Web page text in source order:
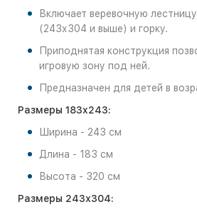
Включает веревочную
(243х304 и выше) и горку.
Приподнятая конструкция
игровую зону под ней.
Предназначен для детей в
Размеры 183x243:
Ширина - 243 см
Длина - 183 см
Высота - 320 см
Размеры 243х304: